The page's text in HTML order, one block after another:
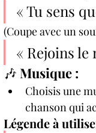
« Tu sens
(Coupe avec un
« Rejoins le
🎶 Musique :
Choisis une
chanson qui
Légende à